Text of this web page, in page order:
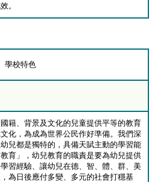
。
學校特色
籍、背景及文化的兒童提供平等的教育
化，為成為世界公民作好準備。我們深
兒都是獨特的，具備天賦主動的學習能
育」，幼兒教育的職責是要為幼兒提供
習經驗、讓幼兒在德、智、體、群、美
為日後應付多變、多元的社會打穩基